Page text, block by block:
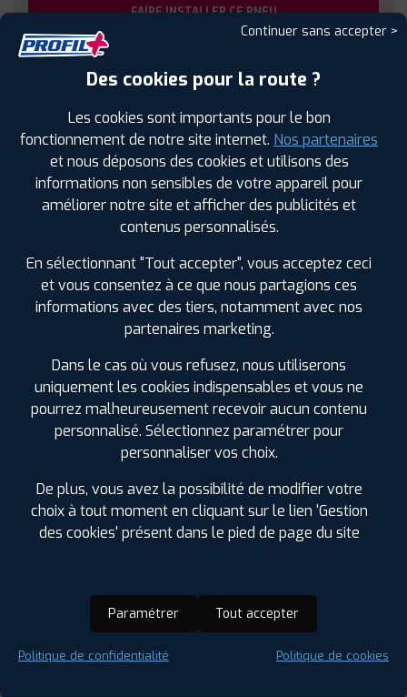
FAIRE INSTALLER CE PNEU
Sous réserve de disponibilité en agence
SPÉCIFICATIONS AVIS CLIENTS ÉTIQUETAGE
Étiquetage
Runflat :Non
Continuer sans accepter >
Des cookies pour la route ?
Les cookies sont importants pour le bon
fonctionnement de notre site internet. Nos partenaires
et nous déposons des cookies et utilisons des
informations non sensibles de votre appareil pour
améliorer notre site et afficher des publicités et
contenus personnalisés.
En sélectionnant "Tout accepter", vous acceptez ceci
et vous consentez à ce que nous partagions ces
informations avec des tiers, notamment avec nos
partenaires marketing.
Dans le cas où vous refusez, nous utiliserons
uniquement les cookies indispensables et vous ne
pourrez malheureusement recevoir aucun contenu
personnalisé. Sélectionnez paramétrer pour
personnaliser vos choix.
De plus, vous avez la possibilité de modifier votre
choix à tout moment en cliquant sur le lien 'Gestion
des cookies' présent dans le pied de page du site
Paramétrer Tout accepter
Politique de confidentialité Politique de cookies